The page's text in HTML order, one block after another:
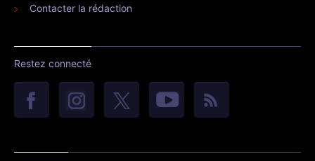
Contacter la rédaction
Restez connecté